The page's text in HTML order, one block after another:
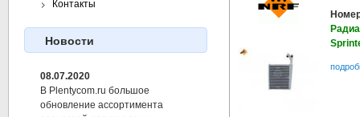
Контакты
Новости
08.07.2020
В Plentycom.ru большое
обновление ассортимента